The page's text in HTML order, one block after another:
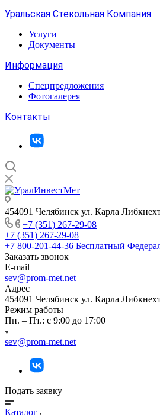
Уральская Стекольная Компания
Услуги
Документы
Информация
Спецпредложения
Фотогалерея
Контакты
454091 Челябинск ул. Карла
+7 (351) 267-29-08
+7 (351) 267-29-08
+7 800-201-44-36 Бесплатный
Заказать звонок
E-mail
sev@prom-met.net
Адрес
454091 Челябинск ул. Карла
Режим работы
Пн. – Пт.: с 9:00 до 17:00
sev@prom-met.net
Подать заявку
Каталог